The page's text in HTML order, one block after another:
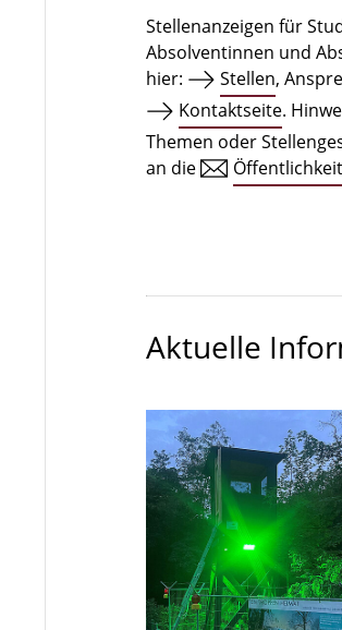
Stellenanzeigen für
Absolventinnen und
hier:
Stellen,
Kontaktseite.
Themen oder
an die
Aktuelle